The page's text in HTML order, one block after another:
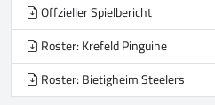
Offzieller Spielbericht
Roster: Krefeld Pinguine
Roster: Bietigheim Steelers